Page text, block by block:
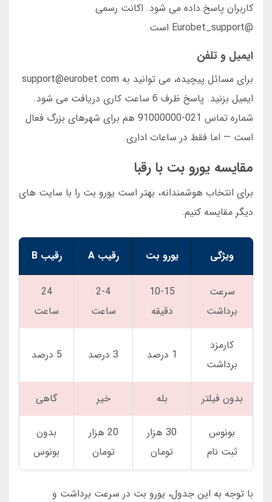
کاربران پاسخ داده می شود. اکانت رسمی
@Eurobet_support است.
ایمیل و تلفن
برای مسائل پیچیده، می توانید به support@eurobet.com
ایمیل بزنید. پاسخ ظرف 6 ساعت کاری دریافت می شود.
شماره تماس 021-91000000 هم برای شهرهای بزرگ فعال
است — اما فقط در ساعات اداری.
مقایسه یورو بت با رقبا
برای انتخاب هوشمندانه، بهتر است یورو بت را با سایت های
دیگر مقایسه کنیم.
ویژگی یورو بت رقیب A رقیب B
سرعت
برداشت
10-15
دقیقه
2-4
ساعت
24
ساعت
کارمزد
برداشت
1 درصد 3 درصد 5 درصد
بدون فیلتر بله خیر گاهی
بونوس
ثبت نام
30 هزار
تومان
20 هزار
تومان
بدون
بونوس
با توجه به این جدول، یورو بت در سرعت برداشت و